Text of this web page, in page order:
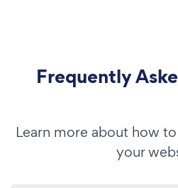
Frequently
Learn more about how
your